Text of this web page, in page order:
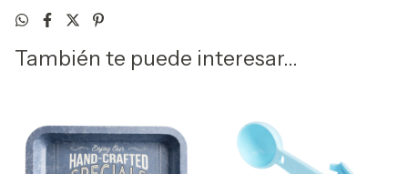
También te puede interesar...